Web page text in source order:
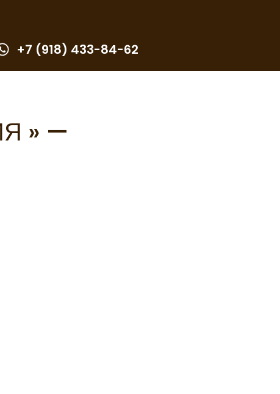
+7 (918) 433-84-62
» —